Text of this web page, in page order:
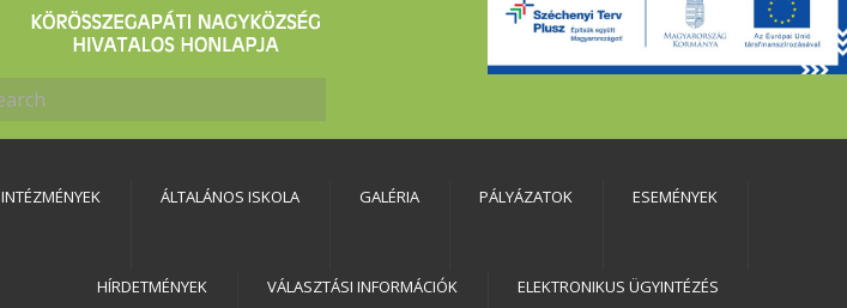
INTÉZMÉNYEK ÁLTALÁNOS ISKOLA GALÉRIA PÁLYÁZATOK ESEMÉNYEK
HÍRDETMÉNYEK VÁLASZTÁSI INFORMÁCIÓK ELEKTRONIKUS ÜGYINTÉZÉS